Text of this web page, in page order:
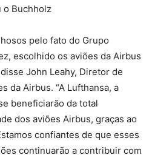
o Buchholz
pelo fato do Grupo
escolhido os aviões da Airbus
John Leahy, Diretor de
da Airbus. “A Lufthansa, a
beneficiarão da total
dos aviões Airbus, graças ao
confiantes de que esses
continuarão a contribuir com